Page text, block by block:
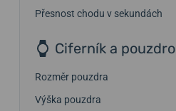
Přesnost chodu v sekundách
Ciferník a pouzdro
Rozměr pouzdra
Výška pouzdra